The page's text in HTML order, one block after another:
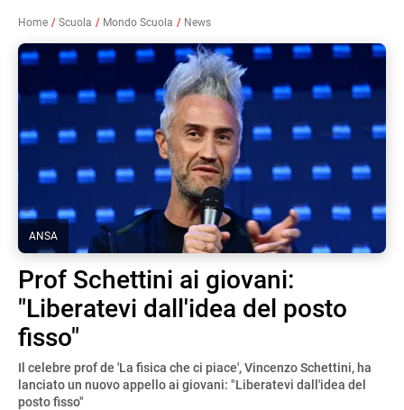
Home Scuola Mondo Scuola News
ANSA
Prof Schettini ai giovani:
"Liberatevi dall'idea del posto
fisso"
Il celebre prof de 'La fisica che ci piace', Vincenzo Schettini, ha
lanciato un nuovo appello ai giovani: "Liberatevi dall'idea del
posto fisso"